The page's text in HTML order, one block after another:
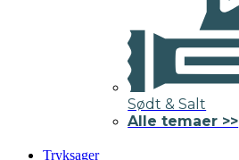
Sødt & Salt
Alle temaer >>
Tryksager